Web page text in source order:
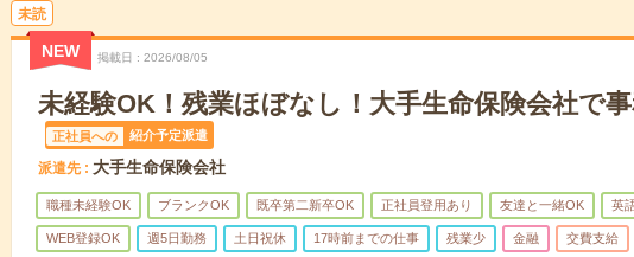
未読
NEW 掲載日 2026/08/05
未経験OK！残業ほぼなし！大手生命保険会社で
正社員への 紹介予定派遣
派遣先 大手生命保険会社
職種未経験OK ブランクOK 既卒第二新卒OK 正社員登用あり 友達と一緒OK 英
WEB登録OK 週5日勤務 土日祝休 17時前までの仕事 残業少 金融 交費支給